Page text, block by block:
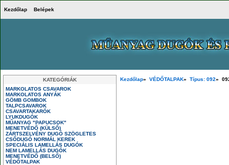
Kezdőlap Belépek
KATEGÓRIÁK
MARKOLATOS CSAVAROK
MARKOLATOS ANYÁK
GÖMB GOMBOK
TALPCSAVAROK
CSAVARTAKARÓK
LYUKDUGÓK
MŰANYAG "PAPUCSOK"
MENETVÉDŐ (KÜLSŐ)
ZÁRTSZELVÉNY DUGÓ SZÖGLETES
CSŐDUGÓ NORMÁL KEREK
SPECIÁLIS LAMELLÁS DUGÓK
NEM LAMELLÁS DUGÓK
MENETVÉDŐ (BELSŐ)
VÉDŐTALPAK
Kezdőlap» VÉDŐTALPAK» Típus: 092»